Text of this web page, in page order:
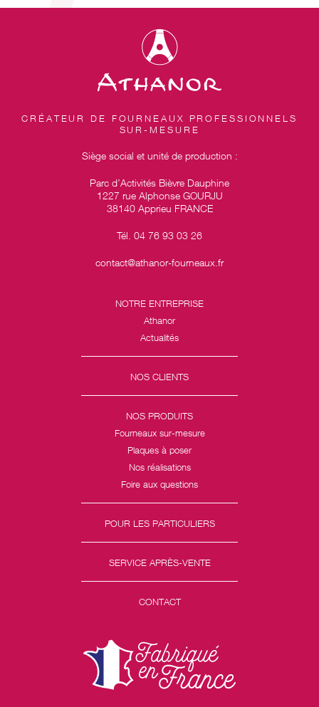
CRÉATEUR DE FOURNEAUX PROFESSIONNELS
SUR-MESURE
Siège social et unité de production :
Parc d’Activités Bièvre Dauphine
1227 rue Alphonse GOURJU
38140 Apprieu FRANCE
Tél. 04 76 93 03 26
contact@athanor-fourneaux.fr
NOTRE ENTREPRISE
Athanor
Actualités
NOS CLIENTS
NOS PRODUITS
Fourneaux sur-mesure
Plaques à poser
Nos réalisations
Foire aux questions
POUR LES PARTICULIERS
SERVICE APRÈS-VENTE
CONTACT